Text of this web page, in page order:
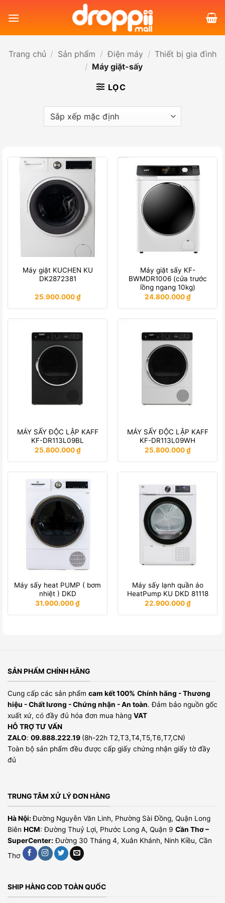
qua
Trang chủ / Sản phẩm / Điện máy / Thiết bị gia đình
/ Máy giặt-sấy
LỌC
Máy giặt KUCHEN KU
DK2872381
25.900.000₫
Máy giặt sấy KF-
BWMDR1006 (cửa trước
lồng ngang 10kg)
24.800.000₫
MÁY SẤY ĐỘC LẬP KAFF
KF-DR113L09BL
25.800.000₫
MÁY SẤY ĐỘC LẬP KAFF
KF-DR113L09WH
25.800.000₫
Máy sấy heat PUMP ( bơm
nhiệt ) DKD
31.900.000₫
Máy sấy lạnh quần áo
HeatPump KU DKD 81118
22.900.000₫
SẢN PHẨM CHÍNH HÃNG
Cung cấp các sản phẩm cam kết 100% Chính hãng - Thương
hiệu - Chất lương - Chứng nhận - An toàn. Đảm bảo nguồn gốc
xuất xứ, có đầy đủ hóa đơn mua hàng VAT
HỖ TRỢ TƯ VẤN
ZALO: 09.888.222.19 (8h-22h T2,T3,T4,T5,T6,T7,CN)
Toàn bộ sản phẩm đều được cấp giấy chứng nhận giấy tờ đầy
đủ
TRUNG TÂM XỬ LÝ ĐƠN HÀNG
Hà Nội:Đường Nguyễn Văn Linh, Phường Sài Đồng, Quận Long
Biên HCM: Đường Thuỷ Lợi, Phước Long A, Quận 9 Cần Thơ –
SuperCenter: Đường 30 Tháng 4, Xuân Khánh, Ninh Kiều, Cần
Thơ
SHIP HÀNG COD TOÀN QUỐC